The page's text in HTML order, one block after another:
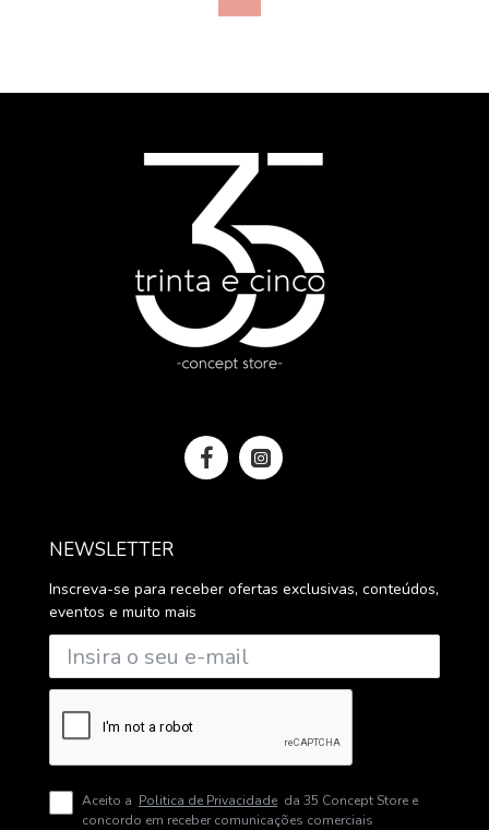
NEWSLETTER
Inscreva-se para receber ofertas exclusivas, conteúdos,
eventos e muito mais
Aceito a Politica de Privacidade da 35 Concept Store e
concordo em receber comunicações comerciais